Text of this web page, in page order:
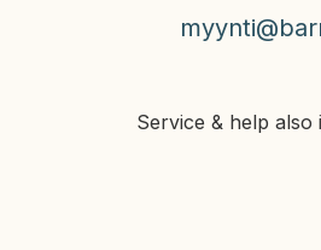
Service & help also